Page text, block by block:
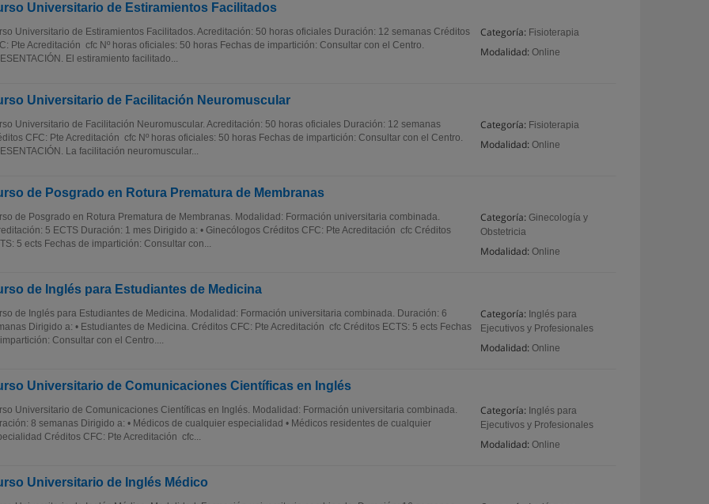
Universitario de Estiramientos Facilitados
Categoría: Fisioterapia
Modalidad: Online
Universitario de Estiramientos Facilitados. Acreditación: 50 horas oficiales Duración: 12 semanas Créditos
Pte Acreditación cfc Nº horas oficiales: 50 horas Fechas de impartición: Consultar con el Centro.
El estiramiento facilitado...
Universitario de Facilitación Neuromuscular
Categoría: Fisioterapia
Modalidad: Online
Universitario de Facilitación Neuromuscular. Acreditación: 50 horas oficiales Duración: 12 semanas
CFC: Pte Acreditación cfc Nº horas oficiales: 50 horas Fechas de impartición: Consultar con el Centro.
La facilitación neuromuscular...
de Posgrado en Rotura Prematura de Membranas
Categoría: Ginecología y
Obstetricia
Modalidad: Online
de Posgrado en Rotura Prematura de Membranas. Modalidad: Formación universitaria combinada.
5 ECTS Duración: 1 mes Dirigido a: • Ginecólogos Créditos CFC: Pte Acreditación cfc Créditos
5 ects Fechas de impartición: Consultar con...
de Inglés para Estudiantes de Medicina
Categoría: Inglés para
Ejecutivos y Profesionales
Modalidad: Online
de Inglés para Estudiantes de Medicina. Modalidad: Formación universitaria combinada. Duración: 6
Dirigido a: • Estudiantes de Medicina. Créditos CFC: Pte Acreditación cfc Créditos ECTS: 5 ects Fechas
Consultar con el Centro....
Universitario de Comunicaciones Científicas en Inglés
Categoría: Inglés para
Ejecutivos y Profesionales
Modalidad: Online
Universitario de Comunicaciones Científicas en Inglés. Modalidad: Formación universitaria combinada.
8 semanas Dirigido a: • Médicos de cualquier especialidad • Médicos residentes de cualquier
Créditos CFC: Pte Acreditación cfc...
Universitario de Inglés Médico